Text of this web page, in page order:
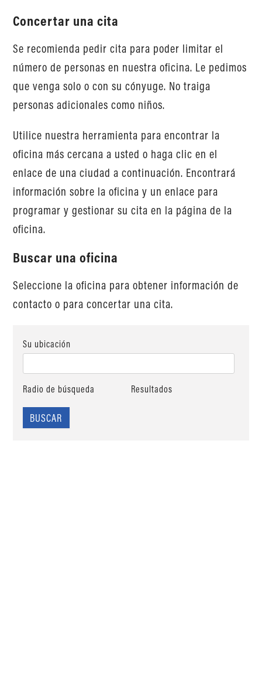
Concertar una cita
Se recomienda pedir cita para poder limitar el
número de personas en nuestra oficina. Le pedimos
que venga solo o con su cónyuge. No traiga
personas adicionales como niños.
Utilice nuestra herramienta para encontrar la
oficina más cercana a usted o haga clic en el
enlace de una ciudad a continuación. Encontrará
información sobre la oficina y un enlace para
programar y gestionar su cita en la página de la
oficina.
Buscar una oficina
Seleccione la oficina para obtener información de
contacto o para concertar una cita.
Su ubicación
Radio de búsqueda Resultados